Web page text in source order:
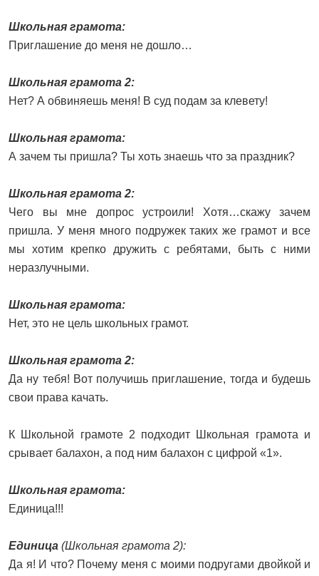
Школьная грамота:
Приглашение до меня не дошло…
Школьная грамота 2:
Нет? А обвиняешь меня! В суд подам за клевету!
Школьная грамота:
А зачем ты пришла? Ты хоть знаешь что за праздник?
Школьная грамота 2:
Чего вы мне допрос устроили! Хотя…скажу зачем
пришла. У меня много подружек таких же грамот и все
мы хотим крепко дружить с ребятами, быть с ними
неразлучными.
Школьная грамота:
Нет, это не цель школьных грамот.
Школьная грамота 2:
Да ну тебя! Вот получишь приглашение, тогда и будешь
свои права качать.
К Школьной грамоте 2 подходит Школьная грамота и
срывает балахон, а под ним балахон с цифрой «1».
Школьная грамота:
Единица!!!
Единица (Школьная грамота 2):
Да я! И что? Почему меня с моими подругами двойкой и